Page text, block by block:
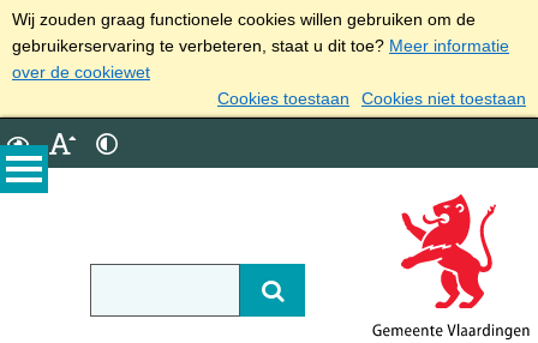
Wij zouden graag functionele cookies willen gebruiken om de
gebruikerservaring te verbeteren, staat u dit toe? Meer informatie
over de cookiewet
Cookies toestaan
Cookies niet toestaan